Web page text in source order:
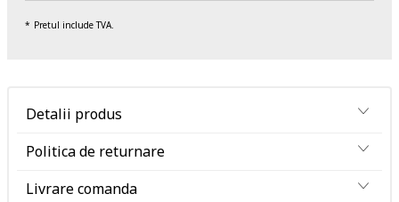
Pretul include TVA.
Detalii produs
Politica de returnare
Livrare comanda